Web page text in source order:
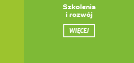
Szkolenia
i rozwój
WIĘCEJ